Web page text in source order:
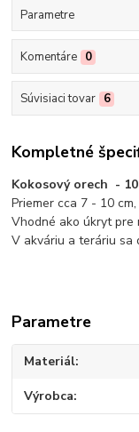
Parametre
Komentáre 0
Súvisiaci tovar 6
Kompletné
Kokosový orech -
Priemer cca 7 - 10
Vhodné ako úkryt pre
V akváriu a teráriu sa
Parametre
Materiál
Výrobca